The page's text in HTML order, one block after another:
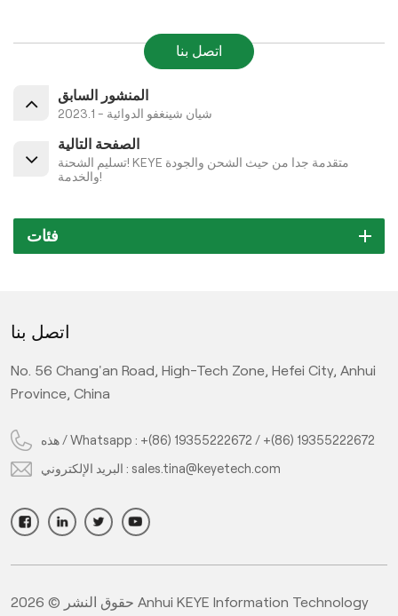
اتصل بنا
المنشور السابق
شيان شينغفو الدوائية - 2023.1
الصفحة التالية
تسليم الشحنة! KEYE متقدمة جدا من حيث الشحن والجودة
والخدمة!
فئات
اتصل بنا
No. 56 Chang'an Road, High-Tech Zone, Hefei City, Anhui
Province, China
هذه / Whatsapp : +(86) 19355222672 / +(86) 19355222672
البريد الإلكتروني :sales.tina@keyetech.com
حقوق النشر © 2026 Anhui KEYE Information Technology